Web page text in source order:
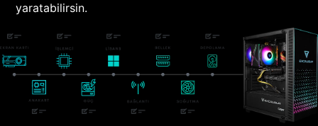
yaratabilirsin.